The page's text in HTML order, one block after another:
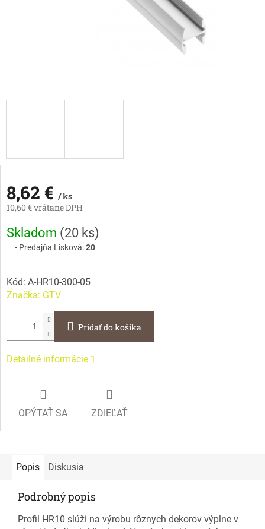
8,62 € / ks
10,60 € vrátane DPH
Jednotková
cena:
Skladom (20 ks)
Predajňa Lisková:20
Kód: A-HR10-300-05
Značka: GTV
Pridať do košíka
Detailné informácie
OPÝTAŤ SA ZDIEĽAŤ
Popis Diskusia
Podrobný popis
Profil HR10 slúži na výrobu rôznych dekorov výplne v